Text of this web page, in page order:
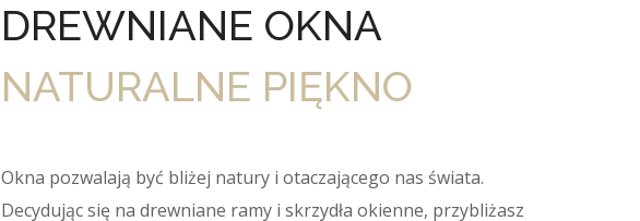
DREWNIANE OKNA
NATURALNE PIĘKNO
Okna pozwalają być bliżej natury i otaczającego nas świata.
Decydując się na drewniane ramy i skrzydła okienne, przybliżasz